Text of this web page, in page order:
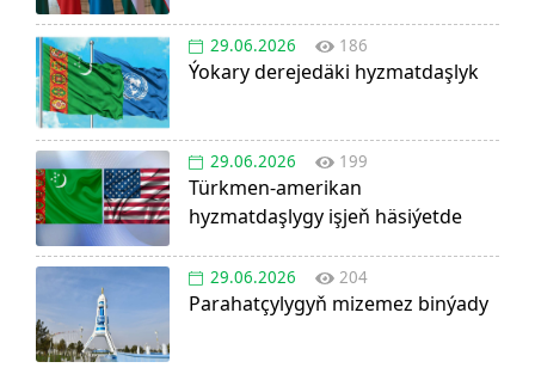
29.06.2026 186
Ýokary derejedäki hyzmatdaşlyk
29.06.2026 199
Türkmen-amerikan
hyzmatdaşlygy işjeň häsiýetde
29.06.2026 204
Parahatçylygyň mizemez binýady